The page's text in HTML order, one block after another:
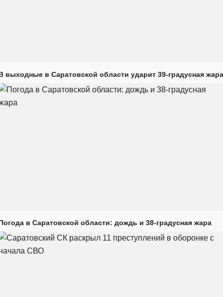
выходные в Саратовской области ударит 39-градусная жара
в Саратовской области: дождь и 38-градусная жара